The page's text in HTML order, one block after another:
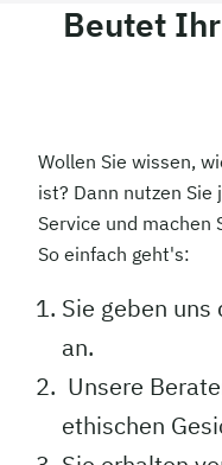
Beutet
Wollen Sie wissen,
ist? Dann nutzen
Service und machen
So einfach geht's:
Sie geben
an.
Unsere
ethischen